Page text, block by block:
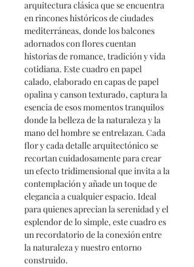
arquitectura clásica que se encuentra
en rincones históricos de ciudades
mediterráneas, donde los balcones
adornados con flores cuentan
historias de romance, tradición y vida
cotidiana. Este cuadro en papel
calado, elaborado en capas de papel
opalina y canson texturado, captura la
esencia de esos momentos tranquilos
donde la belleza de la naturaleza y la
mano del hombre se entrelazan. Cada
flor y cada detalle arquitectónico se
recortan cuidadosamente para crear
un efecto tridimensional que invita a la
contemplación y añade un toque de
elegancia a cualquier espacio. Ideal
para quienes aprecian la serenidad y el
esplendor de lo simple, este cuadro es
un recordatorio de la conexión entre
la naturaleza y nuestro entorno
construido.